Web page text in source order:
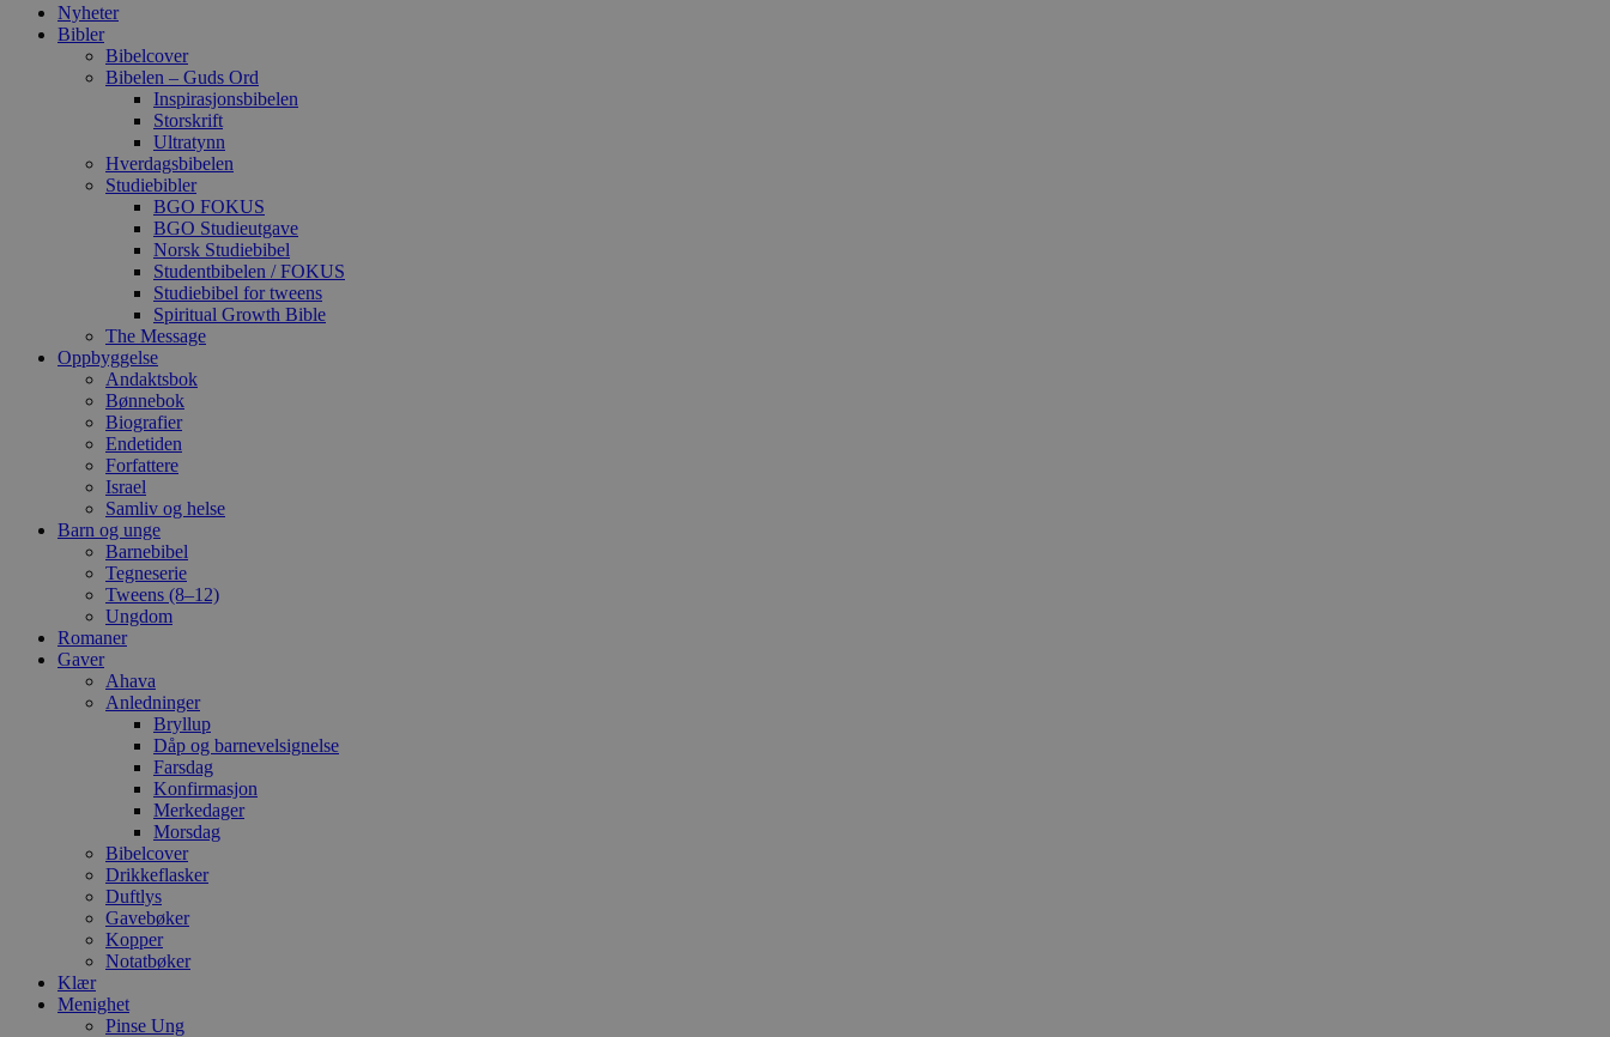
Nyheter
Bibler
Bibelcover
Bibelen – Guds Ord
Inspirasjonsbibelen
Storskrift
Ultratynn
Hverdagsbibelen
Studiebibler
BGO FOKUS
BGO Studieutgave
Norsk Studiebibel
Studentbibelen / FOKUS
Studiebibel for tweens
Spiritual Growth Bible
The Message
Oppbyggelse
Andaktsbok
Bønnebok
Biografier
Endetiden
Forfattere
Israel
Samliv og helse
Barn og unge
Barnebibel
Tegneserie
Tweens (8–12)
Ungdom
Romaner
Gaver
Ahava
Anledninger
Bryllup
Dåp og barnevelsignelse
Farsdag
Konfirmasjon
Merkedager
Morsdag
Bibelcover
Drikkeflasker
Duftlys
Gavebøker
Kopper
Notatbøker
Klær
Menighet
Pinse Ung